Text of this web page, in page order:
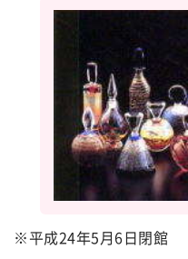
※平成24年5月6日閉館